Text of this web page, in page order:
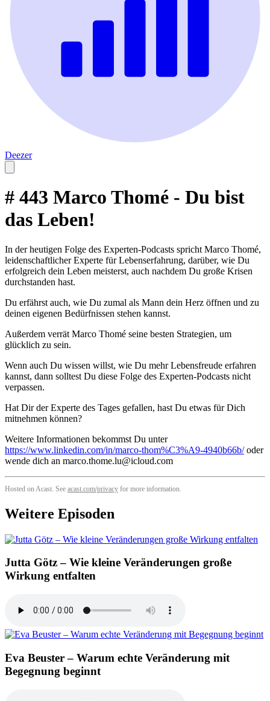
Deezer
# 443 Marco Thomé - Du bist
das Leben!
In der heutigen Folge des Experten-Podcasts spricht Marco Thomé,
leidenschaftlicher Experte für Lebenserfahrung, darüber, wie Du
erfolgreich dein Leben meisterst, auch nachdem Du große Krisen
durchstanden hast.
Du erfährst auch, wie Du zumal als Mann dein Herz öffnen und zu
deinen eigenen Bedürfnissen stehen kannst.
Außerdem verrät Marco Thomé seine besten Strategien, um
glücklich zu sein.
Wenn auch Du wissen willst, wie Du mehr Lebensfreude erfahren
kannst, dann solltest Du diese Folge des Experten-Podcasts nicht
verpassen.
Hat Dir der Experte des Tages gefallen, hast Du etwas für Dich
mitnehmen können?
Weitere Informationen bekommst Du unter
https://www.linkedin.com/in/marco-thom%C3%A9-4940b66b/oder
wende dich an marco.thome.lu@icloud.com
Hosted on Acast. See acast.com/privacy for more information.
Weitere Episoden
Jutta Götz – Wie kleine Veränderungen große
Wirkung entfalten
Eva Beuster – Warum echte Veränderung mit
Begegnung beginnt